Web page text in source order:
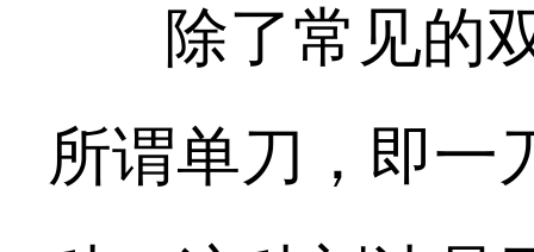
除了常见的
所谓单刀，即一